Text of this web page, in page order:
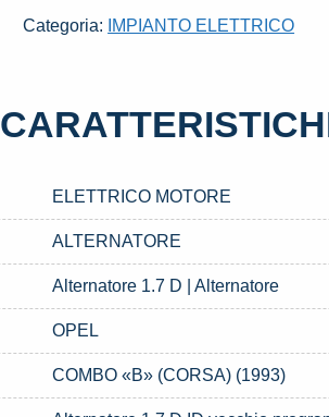
Categoria:
IMPIANTO ELETTRICO
ELETTRICO MOTORE
ALTERNATORE
Alternatore 1.7 D | Alternatore
OPEL
COMBO «B» (CORSA) (1993)